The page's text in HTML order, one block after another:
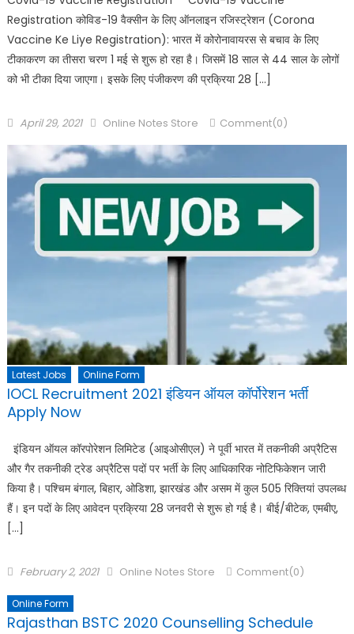
Registration कोविड-19 वैक्सीन के लिए ऑनलाइन रजिस्ट्रेशन (Corona
Vaccine Ke Liye Registration): भारत में कोरोनावायरस से बचाव के लिए
टीकाकरण का तीसरा चरण 1 मई से शुरू हो रहा है। जिसमें 18 साल से 44 साल के लोगों
को भी टीका दिया जाएगा। इसके लिए पंजीकरण की प्रक्रिया 28 […]
April 29, 2021 Online Notes Store Comment(0)
Latest Jobs Online Form
IOCL Recruitment 2021 इंडियन ऑयल कॉर्पोरेशन भर्ती
Apply Now
इंडियन ऑयल कॉरपोरेशन लिमिटेड (आइओसीएल) ने पूर्वी भारत में तकनीकी अप्रैटिस
और गैर तकनीकी ट्रेड अप्रैटिस पदों पर भर्ती के लिए आधिकारिक नोटिफिकेशन जारी
किया है। पश्चिम बंगाल, बिहार, ओडिशा, झारखंड और असम में कुल 505 रिक्तियां उपलब्ध
हैं। इन पदों के लिए आवेदन प्रक्रिया 28 जनवरी से शुरू हो गई है। बीई/बीटेक, एमबीए,
[…]
February 2, 2021 Online Notes Store Comment(0)
Online Form
Rajasthan BSTC 2020 Counselling Schedule